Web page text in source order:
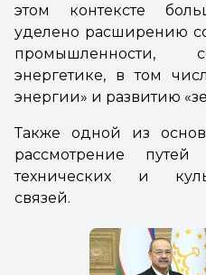
этом контексте
уделено расширению
промышленности,
энергетике, в том
энергии» и развитию
Также одной из
рассмотрение
технических и
связей.